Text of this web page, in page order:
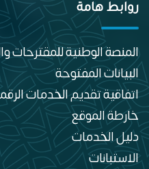
روابط هامة
المنصة الوطنية للمقترحات
البيانات المفتوحة
اتفاقية تقديم الخدمات
خارطة الموقع
دليل الخدمات
الاستبانات